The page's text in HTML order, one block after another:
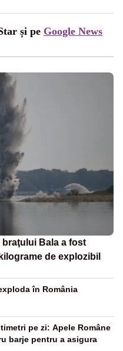
și pe Google News
braţului Bala a fost
de explozibil
în România
pe zi: Apele Române
barje pentru a asigura